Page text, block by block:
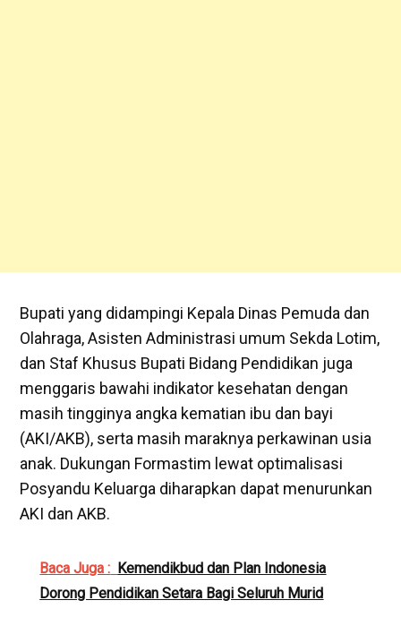
Bupati yang didampingi Kepala Dinas Pemuda dan
Olahraga, Asisten Administrasi umum Sekda Lotim,
dan Staf Khusus Bupati Bidang Pendidikan juga
menggaris bawahi indikator kesehatan dengan
masih tingginya angka kematian ibu dan bayi
(AKI/AKB), serta masih maraknya perkawinan usia
anak. Dukungan Formastim lewat optimalisasi
Posyandu Keluarga diharapkan dapat menurunkan
AKI dan AKB.
Baca Juga : Kemendikbud dan Plan Indonesia
Dorong Pendidikan Setara Bagi Seluruh Murid